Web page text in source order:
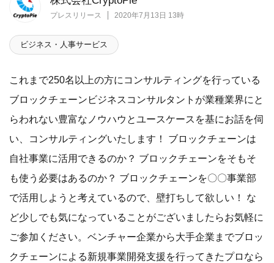
プレスリリース 2020年7月13日 13時
ビジネス・人事サービス
これまで250名以上の方にコンサルティングを行っている
ブロックチェーンビジネスコンサルタントが業種業界にと
らわれない豊富なノウハウとユースケースを基にお話を伺
い、コンサルティングいたします！ ブロックチェーンは
自社事業に活用できるのか？ ブロックチェーンをそもそ
も使う必要はあるのか？ ブロックチェーンを〇〇事業部
で活用しようと考えているので、壁打ちして欲しい！ な
ど少しでも気になっていることがございましたらお気軽に
ご参加ください。ベンチャー企業から大手企業までブロッ
クチェーンによる新規事業開発支援を行ってきたプロなら